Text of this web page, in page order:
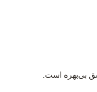
بی‌بهره است.